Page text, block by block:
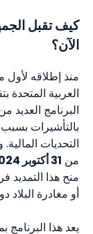
كيف تقبل
الآن؟
منذ إطلاقه لأول
العربية
البرنامج العديد
بالتأشيرات
التحديات
من 31 أكتوبر 2024
منح هذا التمديد
أو مغادرة
يعد هذا